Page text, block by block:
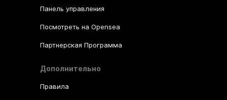
Панель управления
Посмотреть на Opensea
Партнерская Программа
Дополнительно
Правила